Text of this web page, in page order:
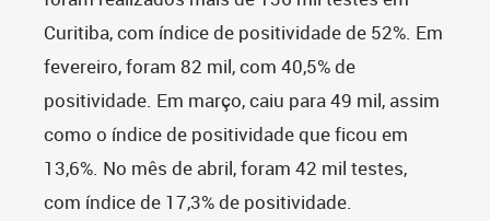
Curitiba, com índice de positividade de 52%. Em
fevereiro, foram 82 mil, com 40,5% de
positividade. Em março, caiu para 49 mil, assim
como o índice de positividade que ficou em
13,6%. No mês de abril, foram 42 mil testes,
com índice de 17,3% de positividade.